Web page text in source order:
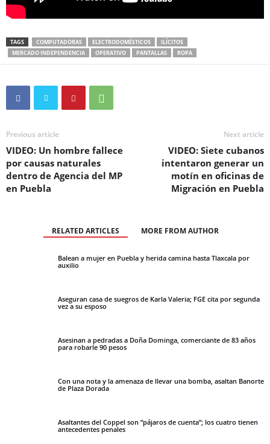
TAGS COMPUTADORAS ELECTRODOMÉSTICOS
ILÍCITOS
MERCADO INDEPENDENCIA
OPERATIVO PANTALLAS ROPA
Previous article
VIDEO: Un hombre fallece
por causas naturales
dentro de Agencia del MP
en Puebla
Next article
VIDEO: Siete cubanos
intentaron generar un
motín en oficinas de
Migración en Puebla
RELATED ARTICLES MORE FROM AUTHOR
Balean a mujer en Puebla y herida camina hasta Tlaxcala por
auxilio
Aseguran casa de suegros de Karla Valeria; FGE cita por segunda
vez a su esposo
Asesinan a pedradas a Doña Dominga, comerciante de 83 años
para robarle 90 pesos
Con una nota y la amenaza de llevar una bomba, asaltan Banorte
de Plaza Dorada
Asaltantes del Coppel son “pájaros de cuenta”; los cuatro tienen
antecedentes penales